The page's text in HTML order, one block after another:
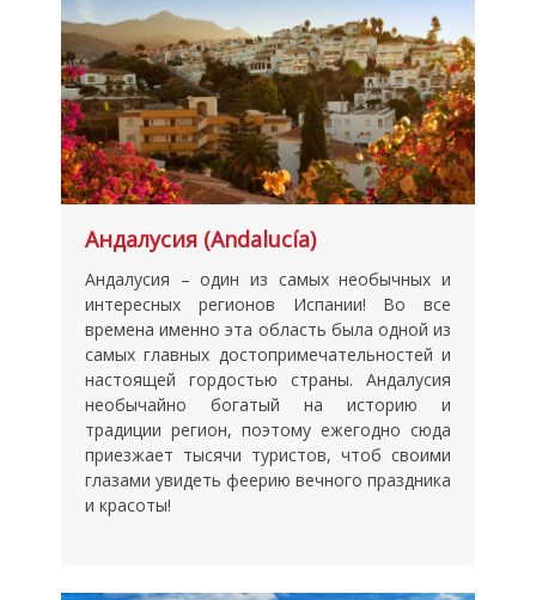
Андалусия (Andalucía)
Андалусия – один из самых необычных и
интересных регионов Испании! Во все
времена именно эта область была одной из
самых главных достопримечательностей и
настоящей гордостью страны. Андалусия
необычайно богатый на историю и
традиции регион, поэтому ежегодно сюда
приезжает тысячи туристов, чтоб своими
глазами увидеть феерию вечного праздника
и красоты!